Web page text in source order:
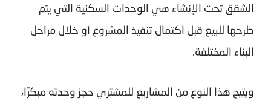
الشقق تحت الإنشاء هي الوحدات السكنية التي يتم
طرحها للبيع قبل اكتمال تنفيذ المشروع أو خلال مراحل
البناء المختلفة.
ويتيح هذا النوع من المشاريع للمشتري حجز وحدته مبكرًا،